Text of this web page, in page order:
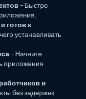
– Быстро
готов к
устанавливать
– Начните
приложения
и
без задержек.